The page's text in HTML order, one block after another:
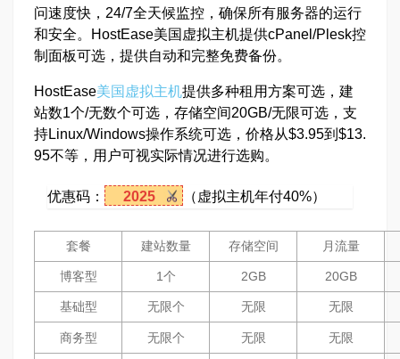
问速度快，24/7全天候监控，确保所有服务器的运行
和安全。HostEase美国虚拟主机提供cPanel/Plesk控
制面板可选，提供自动和完整免费备份。
HostEase美国虚拟主机提供多种租用方案可选，建
站数1个/无数个可选，存储空间20GB/无限可选，支
持Linux/Windows操作系统可选，价格从$3.95到$13.
95不等，用户可视实际情况进行选购。
优惠码： 2025 （虚拟主机年付40%）
套餐 建站数量 存储空间 月流量
博客型 1个 2GB 20GB
基础型 无限个 无限 无限
商务型 无限个 无限 无限